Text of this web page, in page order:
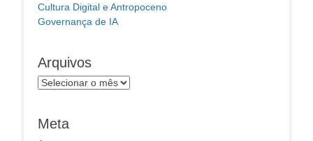
Cultura Digital e Antropoceno
Governança de IA
Arquivos
Arquivos
Meta